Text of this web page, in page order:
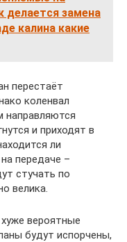
делается замена
калина какие
перестаёт
коленвал
направляются
и приходят в
ли
передаче –
стучать по
велика.
вероятные
будут испорчены,